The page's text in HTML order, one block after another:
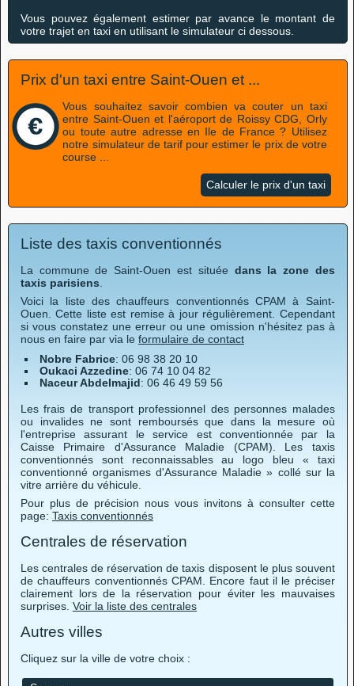
Vous pouvez également estimer par avance le montant de
votre trajet en taxi en utilisant le simulateur ci dessous.
Prix d'un taxi entre Saint-Ouen et ...
Vous souhaitez savoir combien va couter un taxi
entre Saint-Ouen et l'aéroport de Roissy CDG, Orly
ou toute autre adresse en Ile de France ? Utilisez
notre simulateur de tarif pour estimer le prix de votre
course ...
Calculer le prix d'un taxi
Liste des taxis conventionnés
La commune de Saint-Ouen est située dans la zone des
taxis parisiens
Voici la liste des chauffeurs conventionnés CPAM à Saint-
Ouen. Cette liste est remise à jour régulièrement. Cependant
si vous constatez une erreur ou une omission n'hésitez pas à
nous en faire par via le formulaire de contact
Nobre Fabrice: 06 98 38 20 10
Oukaci Azzedine: 06 74 10 04 82
Naceur Abdelmajid: 06 46 49 59 56
Les frais de transport professionnel des personnes malades
ou invalides ne sont remboursés que dans la mesure où
l'entreprise assurant le service est conventionnée par la
Caisse Primaire d'Assurance Maladie (CPAM). Les taxis
conventionnés sont reconnaissables au logo bleu « taxi
conventionné organismes d'Assurance Maladie » collé sur la
vitre arrière du véhicule.
Pour plus de précision nous vous invitons à consulter cette
page: Taxis conventionnés
Centrales de réservation
Les centrales de réservation de taxis disposent le plus souvent
de chauffeurs conventionnés CPAM. Encore faut il le préciser
clairement lors de la réservation pour éviter les mauvaises
surprises. Voir la liste des centrales
Autres villes
Cliquez sur la ville de votre choix :